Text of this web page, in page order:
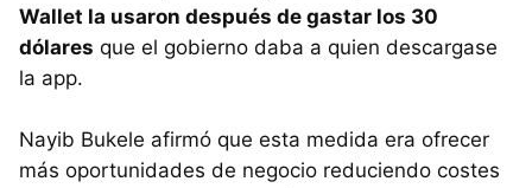
Wallet la usaron después de gastar los 30
dólares que el gobierno daba a quien descargase
la app.
Nayib Bukele afirmó que esta medida era ofrecer
más oportunidades de negocio reduciendo costes